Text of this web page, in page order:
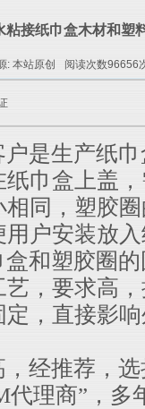
粘接纸巾盒木材和塑
: 本站原创 阅读次数96656
是生产纸
巾盒上盖
同，塑胶
户安装放
和塑胶圈
，要求高
，直接影
经推荐，
代理商”，多